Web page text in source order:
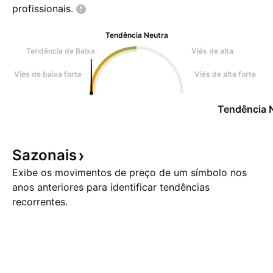
profissionais.
Tendência Neutra
Tendência de Baixa
Viés de alta
Viés de baixa forte Viés de alta forte
Tendência
Sazonais
Exibe os movimentos de preço de um símbolo nos
anos anteriores para identificar tendências
recorrentes.